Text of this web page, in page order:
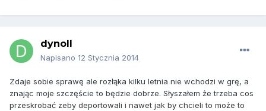
dynoll
Napisano 12 Stycznia 2014
Zdaje sobie sprawę ale rozłąka kilku letnia nie wchodzi w grę, a
znając moje szczęście to będzie dobrze. Słyszałem że trzeba cos
przeskrobać zeby deportowali i nawet jak by chcieli to może to